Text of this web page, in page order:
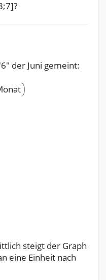
der Juni gemeint:
steigt der Graph
eine Einheit nach